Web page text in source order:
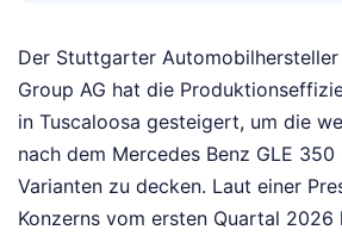
Der Stuttgarter Automobilhersteller
Group AG hat die
in Tuscaloosa gesteigert, um die
nach dem Mercedes Benz GLE 350
Varianten zu decken. Laut einer
Konzerns vom ersten Quartal 2026